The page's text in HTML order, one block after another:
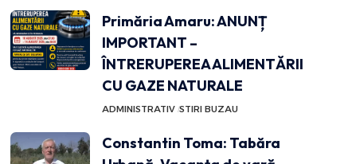
Primăria Amaru: ANUNȚ
IMPORTANT –
ÎNTRERUPEREA ALIMENTĂRII
CU GAZE NATURALE
ADMINISTRATIV STIRI BUZAU
Constantin Toma: Tabăra